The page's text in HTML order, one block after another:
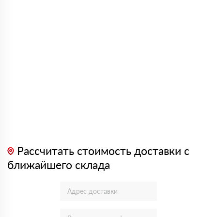
Рассчитать стоимость доставки с
ближайшего склада